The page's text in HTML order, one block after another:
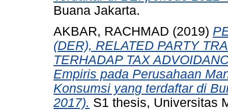
Buana Jakarta.
AKBAR, RACHMAD (2019)
(DER), RELATED PARTY
TERHADAP TAX
Empiris pada Perusahaan
Konsumsi yang terdaftar di
2017). S1 thesis, Universitas